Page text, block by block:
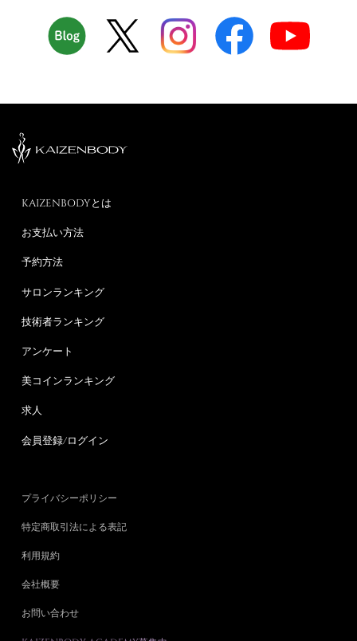
KAIZENBODYとは
お支払い方法
予約方法
サロンランキング
技術者ランキング
アンケート
美コインランキング
求人
会員登録/ログイン
プライバシーポリシー
特定商取引法による表記
利用規約
会社概要
お問い合わせ